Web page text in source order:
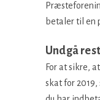
betaler til en
Undgå
For at sikre,
skat for